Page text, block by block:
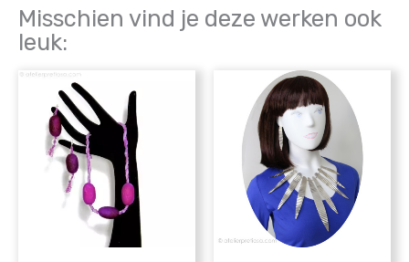
Misschien vind je deze werken ook
leuk: